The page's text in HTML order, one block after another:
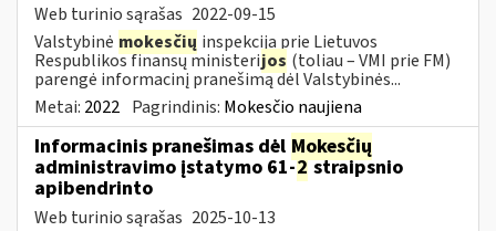
Web turinio sąrašas 2022-09-15
Valstybinė mokesčių inspekcija prie Lietuvos
Respublikos finansų ministerijos (toliau – VMI prie FM)
parengė informacinį pranešimą dėl Valstybinės...
Metai: 2022 Pagrindinis: Mokesčio naujiena
Informacinis pranešimas dėl Mokesčių
administravimo įstatymo 61-2straipsnio
apibendrinto
Web turinio sąrašas 2025-10-13